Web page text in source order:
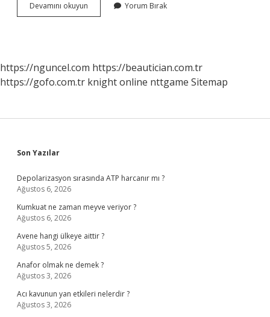
Devamını okuyun
Almanya
Yorum Bırak
https://nguncel.com https://beautician.com.tr
https://gofo.com.tr knight online nttgame Sitemap
Sidebar
Son Yazılar
Depolarizasyon sırasında ATP harcanır mı ?
Ağustos 6, 2026
Kumkuat ne zaman meyve veriyor ?
Ağustos 6, 2026
Avene hangi ülkeye aittir ?
Ağustos 5, 2026
Anafor olmak ne demek ?
Ağustos 3, 2026
Acı kavunun yan etkileri nelerdir ?
Ağustos 3, 2026